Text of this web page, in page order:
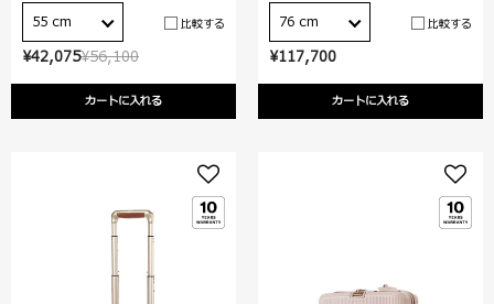
¥56,100
¥42,075
カートに入れる
55 cm 比較する
¥117,700
カートに入れる
76 cm 比較する